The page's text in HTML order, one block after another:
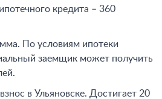
кредита – 360
По условиям ипотеки
заемщик может получить
в Ульяновске. Достигает 20